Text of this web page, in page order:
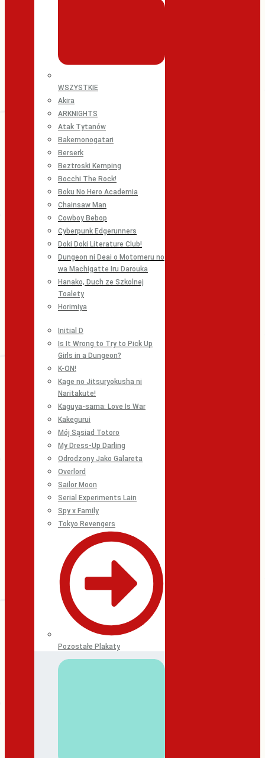
WSZYSTKIE
Akira
ARKNIGHTS
Atak Tytanów
Bakemonogatari
Berserk
Beztroski Kemping
Bocchi The Rock!
Boku No Hero Academia
Chainsaw Man
Cowboy Bebop
Cyberpunk Edgerunners
Doki Doki Literature Club!
Dungeon ni Deai o Motomeru no
wa Machigatte Iru Darouka
Hanako, Duch ze Szkolnej
Toalety
Horimiya
Initial D
Is It Wrong to Try to Pick Up
Girls in a Dungeon?
K-ON!
Kage no Jitsuryokusha ni
Naritakute!
Kaguya-sama: Love Is War
Kakegurui
Mój Sąsiad Totoro
My Dress-Up Darling
Odrodzony Jako Galareta
Overlord
Sailor Moon
Serial Experiments Lain
Spy x Family
Tokyo Revengers
Pozostałe Plakaty